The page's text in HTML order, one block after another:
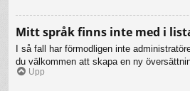
Mitt språk finns inte med i
I så fall har förmodligen inte
du välkommen att skapa en ny
Upp